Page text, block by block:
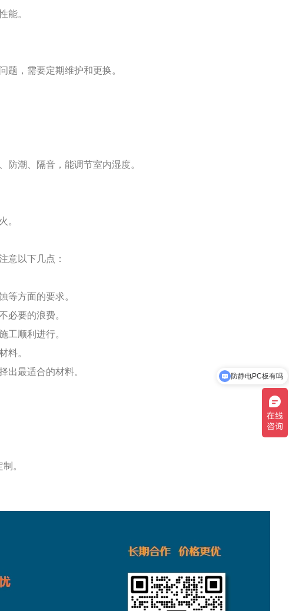
能。
题，需要定期维护和更换。
防潮、隔音，能调节室内湿度。
。
意以下几点：
等方面的要求。
必要的浪费。
工顺利进行。
料。
出最适合的材料。
。
防静电PC板有吗